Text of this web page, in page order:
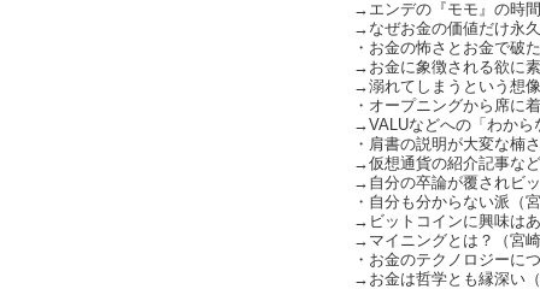
→エンデの『モモ』の時
→なぜお金の価値だけ永
・お金の怖さとお金で破
→お金に象徴される欲に
→溺れてしまうという想
・オープニングから席に
→VALUなどへの「わから
・肩書の説明が大変な楠
→仮想通貨の紹介記事な
→自分の卒論が覆されビ
・自分も分からない派（
→ビットコインに興味は
→マイニングとは？（宮
・お金のテクノロジーに
→お金は哲学とも縁深い